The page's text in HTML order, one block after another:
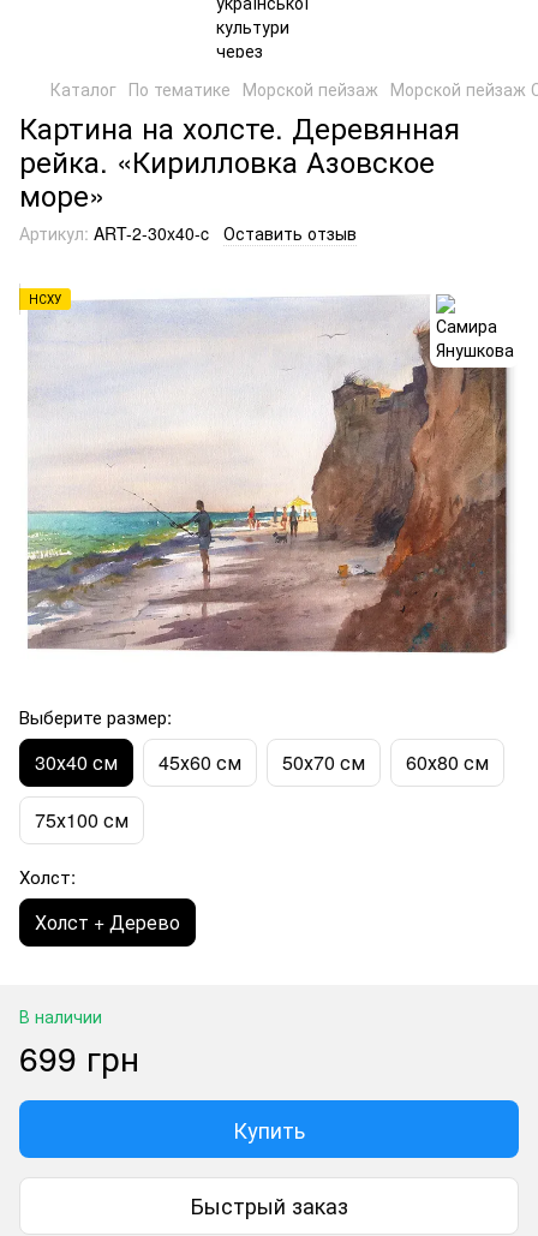
Каталог По тематике Морской пейзаж Морской пейзаж
Картина на холсте. Деревянная
рейка. «Кирилловка Азовское
море»
Артикул: ART-2-30x40-c Оставить отзыв
НСХУ
Выберите размер:
30х40 см 45х60 см 50х70 см 60х80 см
75х100 см
Холст:
Холст + Дерево
В наличии
699 грн
Купить
Быстрый заказ